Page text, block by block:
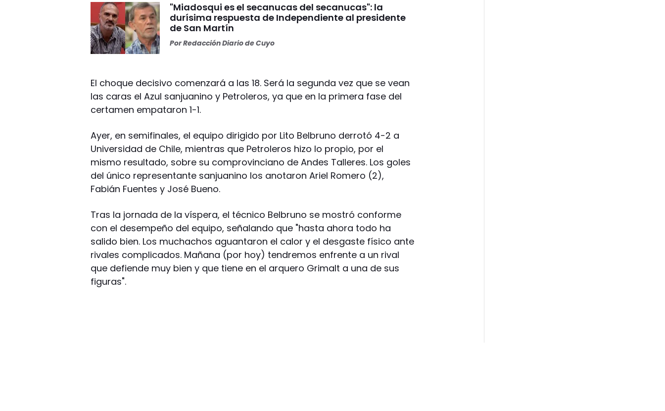
"Miadosqui es el secanucas del secanucas": la
durísima respuesta de Independiente al presidente
de San Martín
PorRedacción Diario de Cuyo
El choque decisivo comenzará a las 18. Será la segunda vez que se vean
las caras el Azul sanjuanino y Petroleros, ya que en la primera fase del
certamen empataron 1-1.
Ayer, en semifinales, el equipo dirigido por Lito Belbruno derrotó 4-2 a
Universidad de Chile, mientras que Petroleros hizo lo propio, por el
mismo resultado, sobre su comprovinciano de Andes Talleres. Los goles
del único representante sanjuanino los anotaron Ariel Romero (2),
Fabián Fuentes y José Bueno.
Tras la jornada de la víspera, el técnico Belbruno se mostró conforme
con el desempeño del equipo, señalando que "hasta ahora todo ha
salido bien. Los muchachos aguantaron el calor y el desgaste físico ante
rivales complicados. Mañana (por hoy) tendremos enfrente a un rival
que defiende muy bien y que tiene en el arquero Grimalt a una de sus
figuras".